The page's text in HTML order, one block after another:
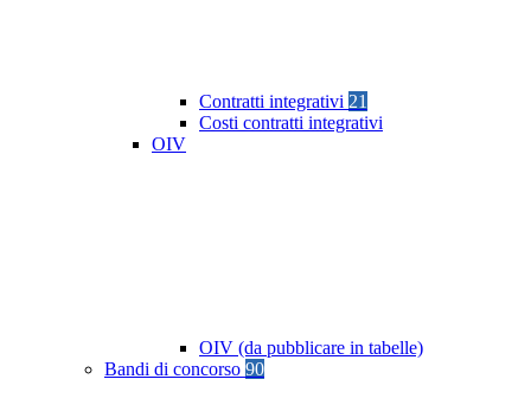
Contratti integrativi 21
Costi contratti integrativi
OIV
OIV (da pubblicare in tabelle)
Bandi di concorso 90